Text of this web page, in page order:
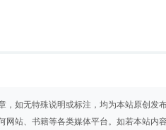
，如无特殊说明或标注，均为本站原创发
网站、书籍等各类媒体平台。如若本站内